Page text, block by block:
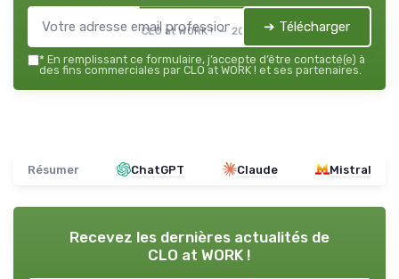
CLO at WORK ! — 2026 ➔ Télécharger
* En remplissant ce formulaire, j’accepte d’être contacté(e) à
des fins commerciales par CLO at WORK ! et ses partenaires.
Résumer ChatGPT Claude Mistral
Recevez les dernières actualités de
CLO at WORK !